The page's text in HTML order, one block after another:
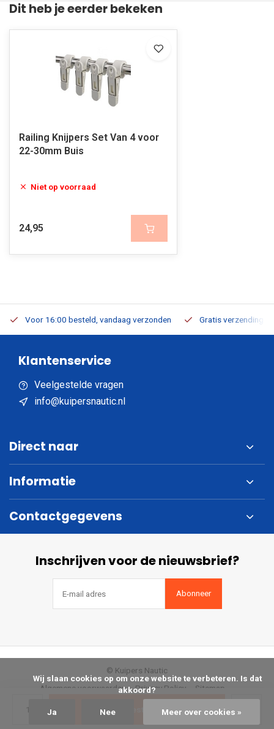
Bestellen
Dit heb je eerder bekeken
Railing Knijpers Set Van 4 voor
22-30mm Buis
Niet op voorraad
24,95
Voor 16:00 besteld, vandaag verzonden Gratis verzending
Klantenservice
Veelgestelde vragen
info@kuipersnautic.nl
Direct naar
Informatie
Contactgegevens
Inschrijven voor de nieuwsbrief?
Abonneer
Algemene voorwaarden Privacy Policy Sitemap
© Kuipers Nautic
akkoord?
Ja Nee Meer over cookies »